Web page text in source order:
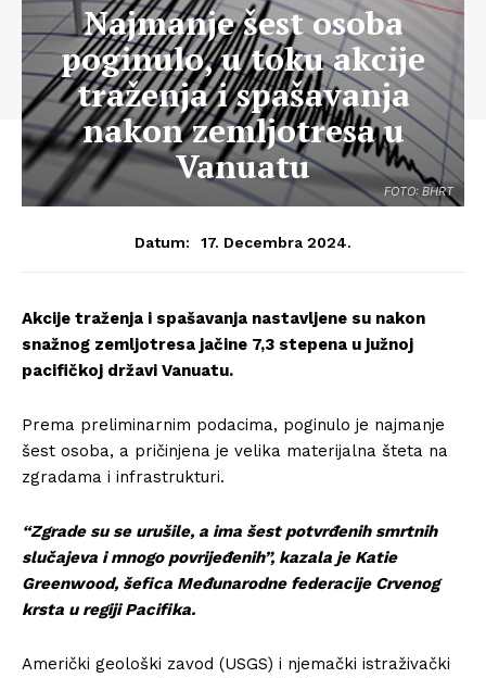
FOTO: BHRT
Najmanje šest osoba
poginulo, u toku akcije
traženja i spašavanja
nakon zemljotresa u
Vanuatu
Datum: 17. Decembra 2024.
Akcije traženja i spašavanja nastavljene su nakon
snažnog zemljotresa jačine 7,3 stepena u južnoj
pacifičkoj državi Vanuatu.
Prema preliminarnim podacima, poginulo je najmanje
šest osoba, a pričinjena je velika materijalna šteta na
zgradama i infrastrukturi.
“Zgrade su se urušile, a ima šest potvrđenih smrtnih
slučajeva i mnogo povrijeđenih”, kazala je Katie
Greenwood, šefica Međunarodne federacije Crvenog
krsta u regiji Pacifika.
Američki geološki zavod (USGS) i njemački istraživački